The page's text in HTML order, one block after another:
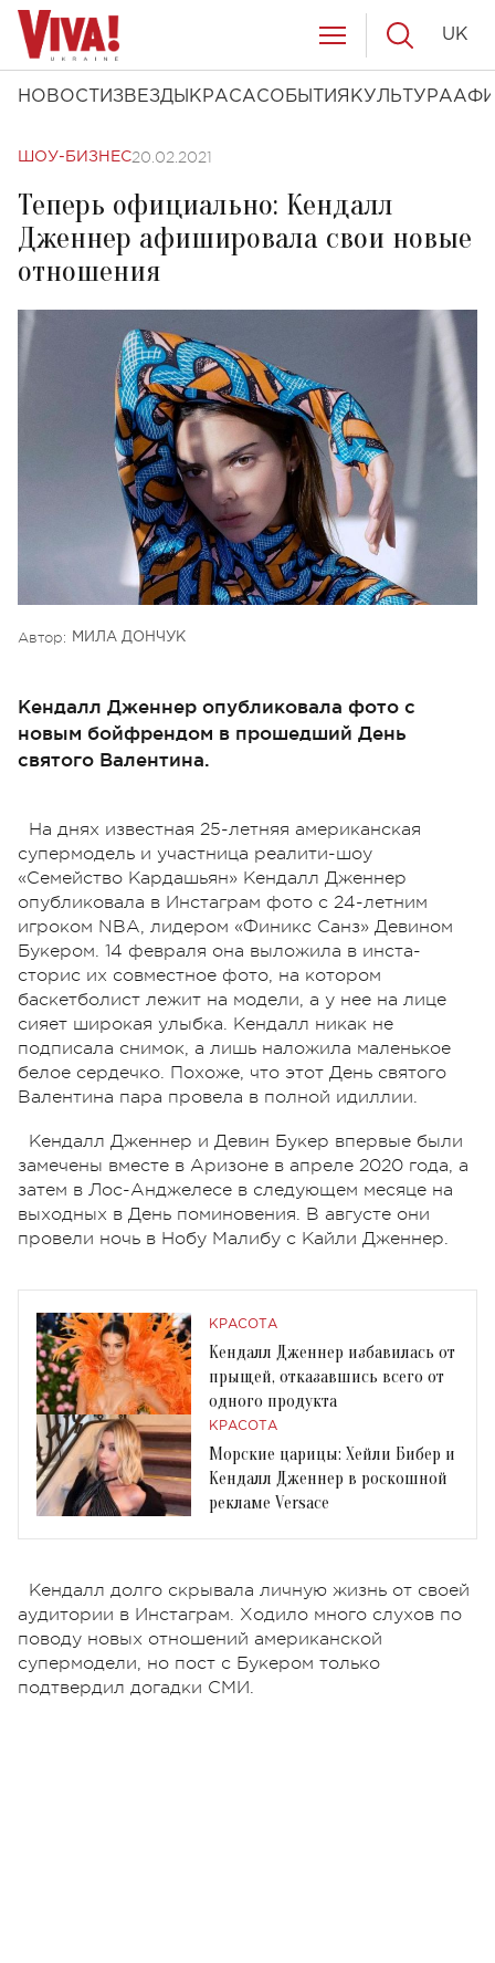
НОВОСТИ ЗВЕЗДЫ КРАСАСОБЫТИЯ КУЛЬТУРА
UK
ШОУ-БИЗНЕС20.02.2021
Теперь официально: Кендалл
Дженнер афишировала свои новые
отношения
Автор: МИЛА ДОНЧУК
Кендалл Дженнер опубликовала фото с
новым бойфрендом в прошедший День
святого Валентина.
На днях известная 25-летняя американская
супермодель и участница реалити-шоу
«Семейство Кардашьян» Кендалл Дженнер
опубликовала в Инстаграм фото с 24-летним
игроком NBA, лидером «Финикс Санз» Девином
Букером. 14 февраля она выложила в инста-
сторис их совместное фото, на котором
баскетболист лежит на модели, а у нее на лице
сияет широкая улыбка. Кендалл никак не
подписала снимок, а лишь наложила маленькое
белое сердечко. Похоже, что этот День святого
Валентина пара провела в полной идиллии.
Кендалл Дженнер и Девин Букер впервые были
замечены вместе в Аризоне в апреле 2020 года, а
затем в Лос-Анджелесе в следующем месяце на
выходных в День поминовения. В августе они
провели ночь в Нобу Малибу с Кайли Дженнер.
КРАСОТА
Кендалл Дженнер избавилась от
прыщей, отказавшись всего от
одного продукта
КРАСОТА
Морские царицы: Хейли Бибер и
Кендалл Дженнер в роскошной
рекламе Versace
Кендалл долго скрывала личную жизнь от своей
аудитории в Инстаграм. Ходило много слухов по
поводу новых отношений американской
супермодели, но пост с Букером только
подтвердил догадки СМИ.